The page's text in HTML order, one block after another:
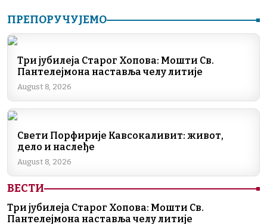
c
b
o
o
k
dI
e
a
er at
A
p
ai p
k
ПРЕПОРУЧУЈЕМО
Три јубилеја Старог Хопова: Мошти Св.
Пантелејмона наставља челу литије
August 8, 2026
Свети Порфирије Кавсокаливит: живот,
дело и наслеђе
August 8, 2026
ВЕСТИ
Три јубилеја Старог Хопова: Мошти Св.
Пантелејмона наставља челу литије